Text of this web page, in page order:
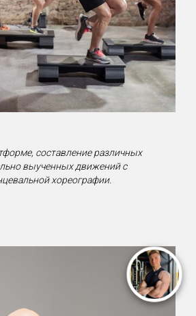
составление различных
выученных движений с
хореографии.